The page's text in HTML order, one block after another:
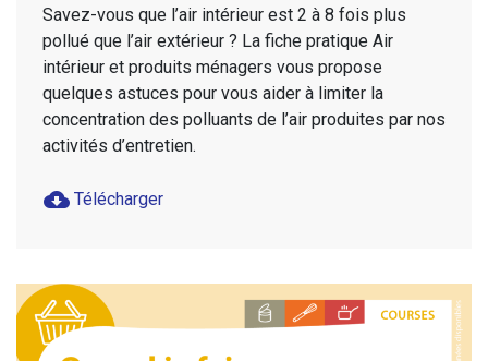
Savez-vous que l’air intérieur est 2 à 8 fois plus
pollué que l’air extérieur ? La fiche pratique Air
intérieur et produits ménagers vous propose
quelques astuces pour vous aider à limiter la
concentration des polluants de l’air produites par nos
activités d’entretien.
cloud_download Télécharger